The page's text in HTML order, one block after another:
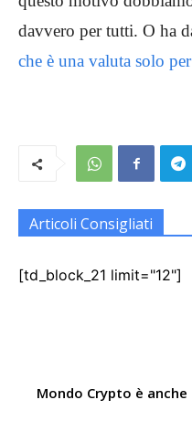
davvero per tutti. O ha
che è una valuta solo
Articoli Consigliati
[td_block_21 limit="12"]
Mondo Crypto è anche